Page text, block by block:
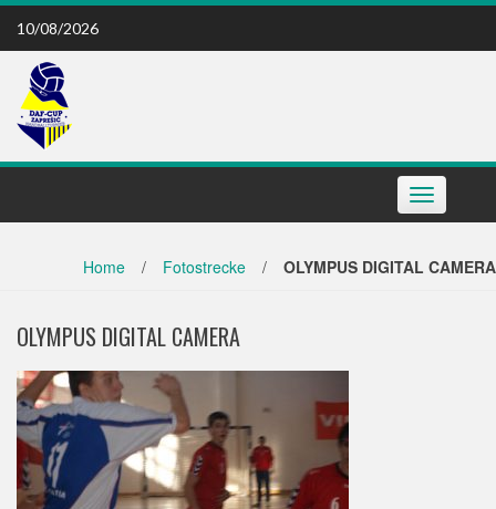
Skip
content
10/08/2026
Toggle
navigation
Home / Fotostrecke / OLYMPUS DIGITAL CAMERA
OLYMPUS DIGITAL CAMERA